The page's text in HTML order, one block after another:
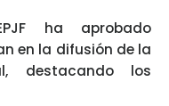
ha aprobado
en la difusión de la
destacando los